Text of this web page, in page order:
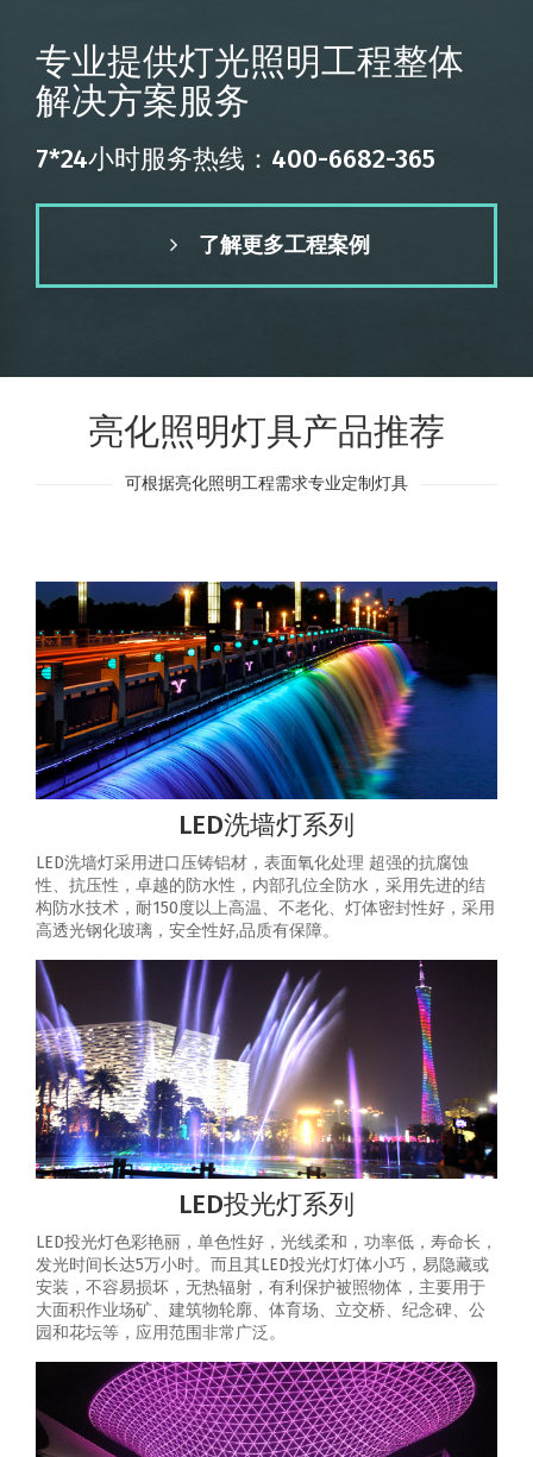
专业提供灯光照明工程整体
解决方案服务
7*24小时服务热线：400-6682-365
了解更多工程案例
亮化照明灯具产品推荐
可根据亮化照明工程需求专业定制灯具
LED洗墙灯系列
LED洗墙灯采用进口压铸铝材，表面氧化处理 超强的抗腐蚀
性、抗压性，卓越的防水性，内部孔位全防水，采用先进的结
构防水技术，耐150度以上高温、不老化、灯体密封性好，采用
高透光钢化玻璃，安全性好,品质有保障。
LED投光灯系列
LED投光灯色彩艳丽，单色性好，光线柔和，功率低，寿命长，
发光时间长达5万小时。而且其LED投光灯灯体小巧，易隐藏或
安装，不容易损坏，无热辐射，有利保护被照物体，主要用于
大面积作业场矿、建筑物轮廓、体育场、立交桥、纪念碑、公
园和花坛等，应用范围非常广泛。